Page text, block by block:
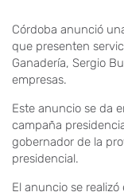
Córdoba anunció
que presenten
Ganadería, Sergio
empresas.
Este anuncio se da
campaña
gobernador de la
presidencial.
El anuncio se